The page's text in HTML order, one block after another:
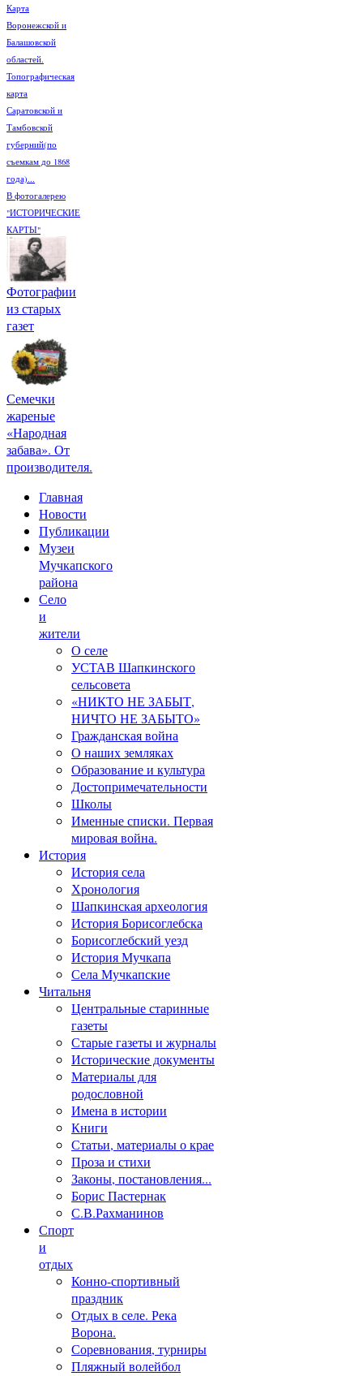
Карта
Воронежской и
Балашовской
областей.
Топографическая
карта
Саратовской и
Тамбовской
губерний(по
съемкам до 1868
года)...
В фотогалерею
"ИСТОРИЧЕСКИЕ
КАРТЫ"
Фотографии
из старых
газет
Семечки
жареные
«Народная
забава». От
производителя.
Главная
Новости
Публикации
Музеи
Мучкапского
района
Село
и
жители
О селе
УСТАВ Шапкинского
сельсовета
«НИКТО НЕ ЗАБЫТ,
НИЧТО НЕ ЗАБЫТО»
Гражданская война
О наших земляках
Образование и культура
Достопримечательности
Школы
Именные списки. Первая
мировая война.
История
История села
Хронология
Шапкинская археология
История Борисоглебска
Борисоглебский уезд
История Мучкапа
Села Мучкапские
Читальня
Центральные старинные
газеты
Старые газеты и журналы
Исторические документы
Материалы для
родословной
Имена в истории
Книги
Статьи, материалы о крае
Проза и стихи
Законы, постановления...
Борис Пастернак
С.В.Рахманинов
Спорт
и
отдых
Конно-спортивный
праздник
Отдых в селе. Река
Ворона.
Соревнования, турниры
Пляжный волейбол